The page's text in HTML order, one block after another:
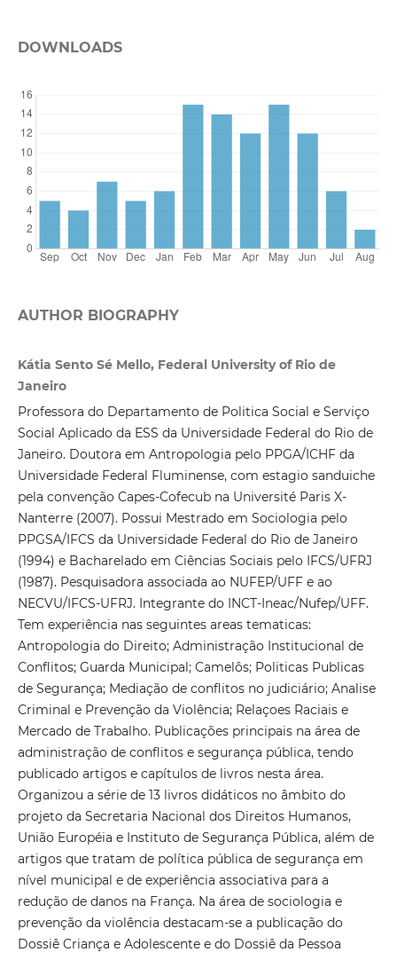
DOWNLOADS
AUTHOR BIOGRAPHY
Kátia Sento Sé Mello, Federal University of Rio de
Janeiro
Professora do Departamento de Politica Social e Serviço
Social Aplicado da ESS da Universidade Federal do Rio de
Janeiro. Doutora em Antropologia pelo PPGA/ICHF da
Universidade Federal Fluminense, com estagio sanduiche
pela convenção Capes-Cofecub na Université Paris X-
Nanterre (2007). Possui Mestrado em Sociologia pelo
PPGSA/IFCS da Universidade Federal do Rio de Janeiro
(1994) e Bacharelado em Ciências Sociais pelo IFCS/UFRJ
(1987). Pesquisadora associada ao NUFEP/UFF e ao
NECVU/IFCS-UFRJ. Integrante do INCT-Ineac/Nufep/UFF.
Tem experiência nas seguintes areas tematicas:
Antropologia do Direito; Administração Institucional de
Conflitos; Guarda Municipal; Camelôs; Politicas Publicas
de Segurança; Mediação de conflitos no judiciário; Analise
Criminal e Prevenção da Violência; Relaçoes Raciais e
Mercado de Trabalho. Publicações principais na área de
administração de conflitos e segurança pública, tendo
publicado artigos e capítulos de livros nesta área.
Organizou a série de 13 livros didáticos no âmbito do
projeto da Secretaria Nacional dos Direitos Humanos,
União Européia e Instituto de Segurança Pública, além de
artigos que tratam de política pública de segurança em
nível municipal e de experiência associativa para a
redução de danos na França. Na área de sociologia e
prevenção da violência destacam-se a publicação do
Dossiê Criança e Adolescente e do Dossiê da Pessoa